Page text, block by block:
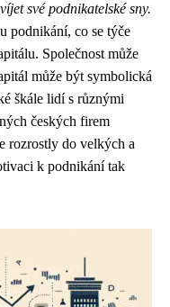
své podnikatelské sny.
podnikání, co se týče
Společnost může
může být symbolická
škále lidí s různými
českých firem
rozrostly do velkých a
k podnikání tak